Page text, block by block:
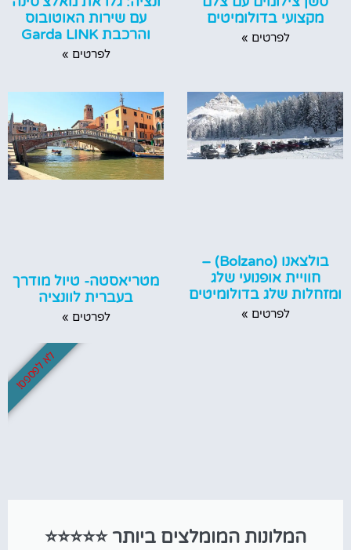
מקצועי בדולומיטים
לפרטים »
עם שירות האוטובוס
והרכבת Garda LINK
לפרטים »
בולצאנו (Bolzano) –
חוויית אופנועי שלג
ומזחלות שלג בדולומיטים
לפרטים »
מטריאסטה- טיול מודרך
בעברית לוונציה
לפרטים »
המלונות המומלצים ביותר ⭐⭐⭐⭐⭐
לא לפספס!